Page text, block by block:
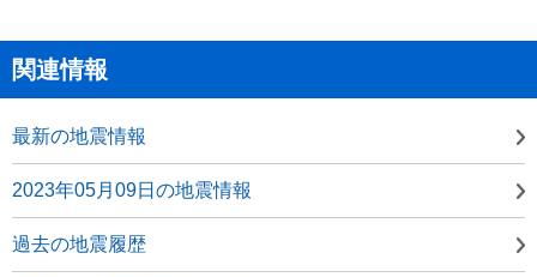
関連情報
最新の地震情報
2023年05月09日の地震情報
過去の地震履歴